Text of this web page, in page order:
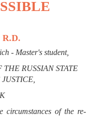
R.D.
- Master's student,
RUSSIAN STATE
circumstances of the re-